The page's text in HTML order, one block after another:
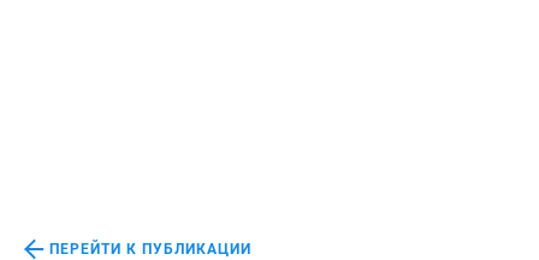
ПЕРЕЙТИ К ПУБЛИКАЦИИ